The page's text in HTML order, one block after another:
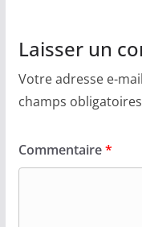
Laisser un
Votre adresse e-
champs
Commentaire*